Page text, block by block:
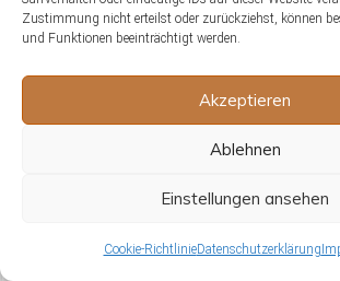
Zustimmung nicht erteilst oder zurückziehst, können
und Funktionen beeinträchtigt werden.
Akzeptieren
Ablehnen
Einstellungen ansehen
Cookie-RichtlinieDatenschutzerklärung
anderen Reptilien
Bartagamen sind für ihre
Bärte bekannt, eine Kehlhaut, die
einen breiten, flachen Körper,